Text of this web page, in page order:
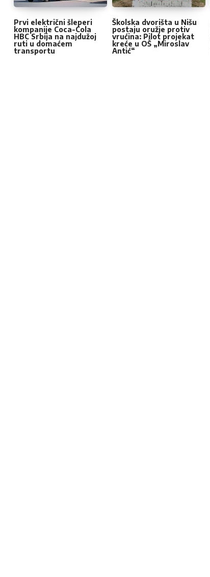
Prvi električni šleperi
kompanije Coca-Cola
HBC Srbija na najdužoj
ruti u domaćem
transportu
Školska dvorišta u Nišu
postaju oružje protiv
vrućina: Pilot projekat
kreće u OŠ „Miroslav
Antić“